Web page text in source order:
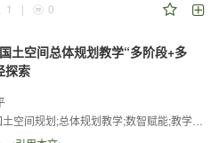
1 | 0
土空间总体规划教学“多阶段+多
探索
空间规划;总体规划教学;数智赋能;教学阶段;教学模块